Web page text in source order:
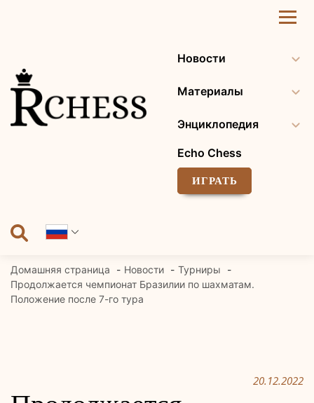
Новости
Материалы
Энциклопедия
Echo Chess
ИГРАТЬ
Домашняя страница Новости
Турниры
Продолжается чемпионат Бразилии по шахматам.
Положение после 7-го тура
20.12.2022